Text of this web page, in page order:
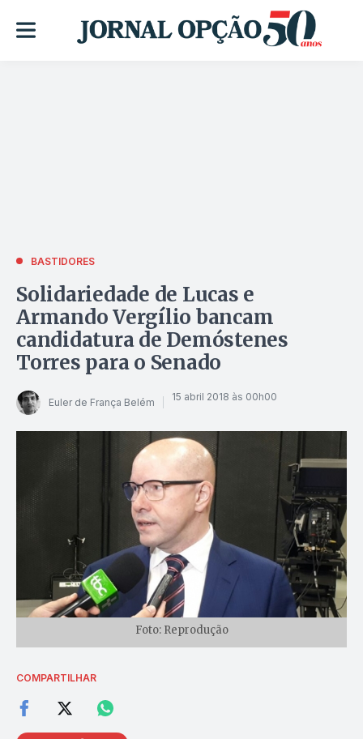
BASTIDORES
Solidariedade de Lucas e
Armando Vergílio bancam
candidatura de Demóstenes
Torres para o Senado
Euler de França Belém 15 abril 2018 às 00h00
Foto: Reprodução
COMPARTILHAR